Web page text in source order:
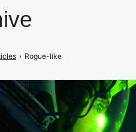
› Rogue-like